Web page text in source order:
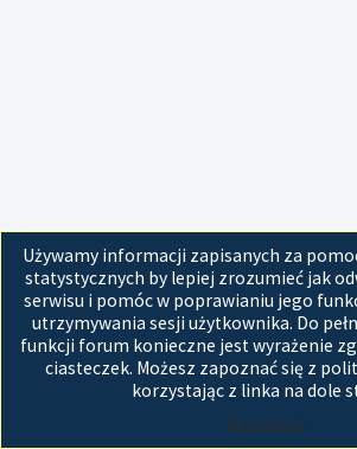
Używamy informacji zapisanych za
statystycznych by lepiej zrozumieć jak
serwisu i pomóc w poprawianiu jego
utrzymywania sesji użytkownika. Do
funkcji forum konieczne jest wyrażenie
ciasteczek. Możesz zapoznać się z
korzystając z linka na dole
Akceptuję